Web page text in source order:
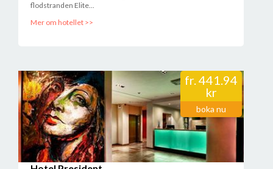
flodstranden Elite...
Mer om hotellet >>
fr.441.94
kr
boka nu